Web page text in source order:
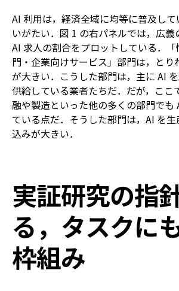
AI 利用は，経済全域に均等に普及し
いがたい．図 1 の右パネルでは，広義
AI 求人の割合をプロットしている．
門・企業向けサービス」部門は，とり
が大きい．こうした部門は，主に AI
供給している業者たちだ．だが，ここ
融や製造といった他の多くの部門でも
ている点だ．そうした部門は，AI を
込みが大きい．
実証研究の指
る，タスクに
枠組み